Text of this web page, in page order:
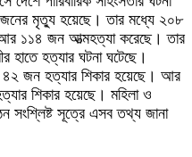
মৃত্যু হয়েছে। তার মধ্যে ২০৮
১১৪ জন আত্মহত্যা করেছে। তার
হাতে হত্যার ঘটনা ঘটেছে।
৪২ জন হত্যার শিকার হয়েছে। আর
শিকার হয়েছে। মহিলা ও
সংশ্লিষ্ট সূত্রে এসব তথ্য জানা